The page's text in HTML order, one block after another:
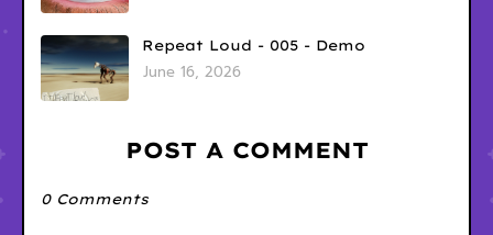
Repeat Loud - 005 - Demo
June 16, 2026
POST A COMMENT
0 Comments